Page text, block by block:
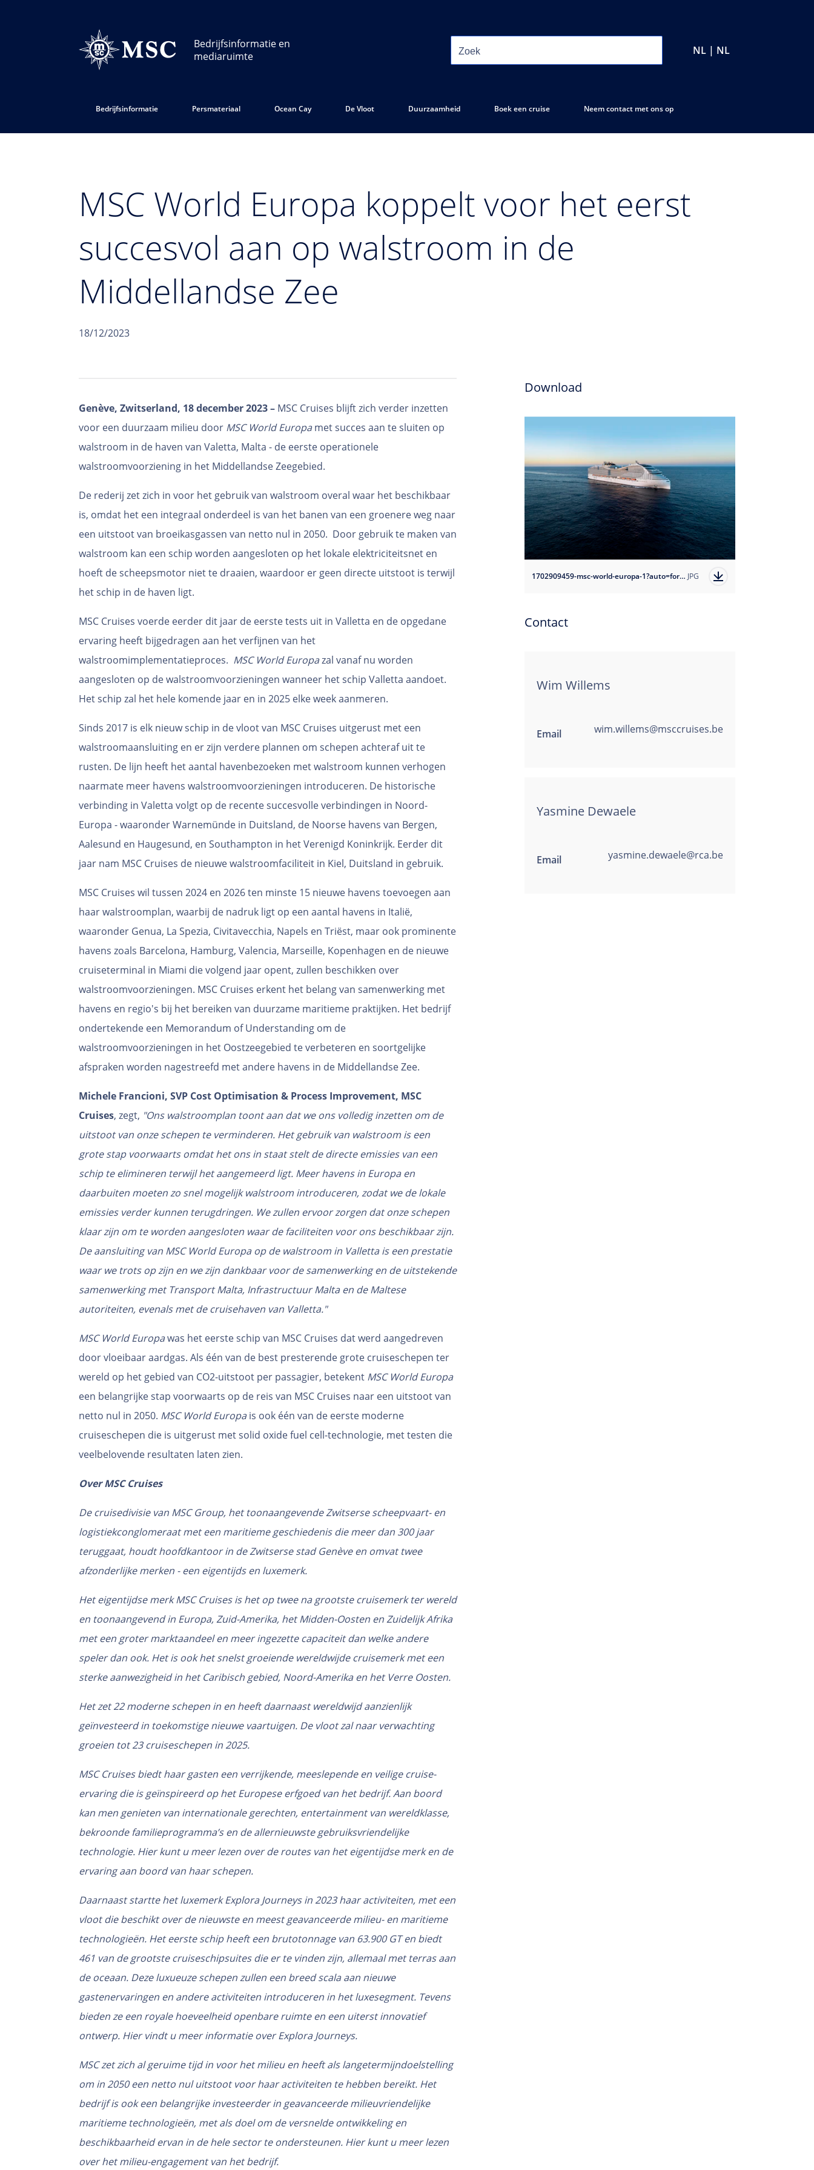
Bedrijfsinformatie en
mediaruimte
NL | NL
Bedrijfsinformatie Persmateriaal Ocean Cay De Vloot Duurzaamheid Boek een cruise Neem contact met ons op
MSC World Europa koppelt voor het eerst
succesvol aan op walstroom in de
Middellandse Zee
18/12/2023
Genève, Zwitserland, 18 december 2023 – MSC Cruises blijft zich verder inzetten
voor een duurzaam milieu door MSC World Europamet succes aan te sluiten op
walstroom in de haven van Valetta, Malta - de eerste operationele
walstroomvoorziening in het Middellandse Zeegebied.
De rederij zet zich in voor het gebruik van walstroom overal waar het beschikbaar
is, omdat het een integraal onderdeel is van het banen van een groenere weg naar
een uitstoot van broeikasgassen van netto nul in 2050. Door gebruik te maken van
walstroom kan een schip worden aangesloten op het lokale elektriciteitsnet en
hoeft de scheepsmotor niet te draaien, waardoor er geen directe uitstoot is terwijl
het schip in de haven ligt.
MSC Cruises voerde eerder dit jaar de eerste tests uit in Valletta en de opgedane
ervaring heeft bijgedragen aan het verfijnen van het
walstroomimplementatieproces. MSC World Europazal vanaf nu worden
aangesloten op de walstroomvoorzieningen wanneer het schip Valletta aandoet.
Het schip zal het hele komende jaar en in 2025 elke week aanmeren.
Sinds 2017 is elk nieuw schip in de vloot van MSC Cruises uitgerust met een
walstroomaansluiting en er zijn verdere plannen om schepen achteraf uit te
rusten. De lijn heeft het aantal havenbezoeken met walstroom kunnen verhogen
naarmate meer havens walstroomvoorzieningen introduceren. De historische
verbinding in Valetta volgt op de recente succesvolle verbindingen in Noord-
Europa - waaronder Warnemünde in Duitsland, de Noorse havens van Bergen,
Aalesund en Haugesund, en Southampton in het Verenigd Koninkrijk. Eerder dit
jaar nam MSC Cruises de nieuwe walstroomfaciliteit in Kiel, Duitsland in gebruik.
MSC Cruises wil tussen 2024 en 2026 ten minste 15 nieuwe havens toevoegen aan
haar walstroomplan, waarbij de nadruk ligt op een aantal havens in Italië,
waaronder Genua, La Spezia, Civitavecchia, Napels en Triëst, maar ook prominente
havens zoals Barcelona, Hamburg, Valencia, Marseille, Kopenhagen en de nieuwe
cruiseterminal in Miami die volgend jaar opent, zullen beschikken over
walstroomvoorzieningen. MSC Cruises erkent het belang van samenwerking met
havens en regio's bij het bereiken van duurzame maritieme praktijken. Het bedrijf
ondertekende een Memorandum of Understanding om de
walstroomvoorzieningen in het Oostzeegebied te verbeteren en soortgelijke
afspraken worden nagestreefd met andere havens in de Middellandse Zee.
Michele Francioni, SVP Cost Optimisation & Process Improvement, MSC
Cruises, zegt, "Ons walstroomplan toont aan dat we ons volledig inzetten om de
uitstoot van onze schepen te verminderen. Het gebruik van walstroom is een
grote stap voorwaarts omdat het ons in staat stelt de directe emissies van een
schip te elimineren terwijl het aangemeerd ligt. Meer havens in Europa en
daarbuiten moeten zo snel mogelijk walstroom introduceren, zodat we de lokale
emissies verder kunnen terugdringen. We zullen ervoor zorgen dat onze schepen
klaar zijn om te worden aangesloten waar de faciliteiten voor ons beschikbaar zijn.
De aansluiting van MSC World Europa op de walstroom in Valletta is een prestatie
waar we trots op zijn en we zijn dankbaar voor de samenwerking en de uitstekende
samenwerking met Transport Malta, Infrastructuur Malta en de Maltese
autoriteiten, evenals met de cruisehaven van Valletta."
MSC World Europawas het eerste schip van MSC Cruises dat werd aangedreven
door vloeibaar aardgas. Als één van de best presterende grote cruiseschepen ter
wereld op het gebied van CO2-uitstoot per passagier, betekent MSC World Europa
een belangrijke stap voorwaarts op de reis van MSC Cruises naar een uitstoot van
netto nul in 2050. MSC World Europais ook één van de eerste moderne
cruiseschepen die is uitgerust met solid oxide fuel cell-technologie, met testen die
veelbelovende resultaten laten zien.
Over MSC Cruises
De cruisedivisie van MSC Group, het toonaangevende Zwitserse scheepvaart- en
logistiekconglomeraat met een maritieme geschiedenis die meer dan 300 jaar
teruggaat, houdt hoofdkantoor in de Zwitserse stad Genève en omvat twee
afzonderlijke merken - een eigentijds en luxemerk.
Het eigentijdse merk MSC Cruises is het op twee na grootste cruisemerk ter wereld
en toonaangevend in Europa, Zuid-Amerika, het Midden-Oosten en Zuidelijk Afrika
met een groter marktaandeel en meer ingezette capaciteit dan welke andere
speler dan ook. Het is ook het snelst groeiende wereldwijde cruisemerk met een
sterke aanwezigheid in het Caribisch gebied, Noord-Amerika en het Verre Oosten.
Het zet 22 moderne schepen in en heeft daarnaast wereldwijd aanzienlijk
geïnvesteerd in toekomstige nieuwe vaartuigen. De vloot zal naar verwachting
groeien tot 23 cruiseschepen in 2025.
MSC Cruises biedt haar gasten een verrijkende, meeslepende en veilige cruise-
ervaring die is geïnspireerd op het Europese erfgoed van het bedrijf. Aan boord
kan men genieten van internationale gerechten, entertainment van wereldklasse,
bekroonde familieprogramma’s en de allernieuwste gebruiksvriendelijke
technologie. Hierkunt u meer lezen over de routes van het eigentijdse merk en de
ervaring aan boord van haar schepen.
Daarnaast startte het luxemerk Explora Journeys in 2023 haar activiteiten, met een
vloot die beschikt over de nieuwste en meest geavanceerde milieu- en maritieme
technologieën. Het eerste schip heeft een brutotonnage van 63.900 GT en biedt
461 van de grootste cruiseschipsuites die er te vinden zijn, allemaal met terras aan
de oceaan. Deze luxueuze schepen zullen een breed scala aan nieuwe
gastenervaringen en andere activiteiten introduceren in het luxesegment. Tevens
bieden ze een royale hoeveelheid openbare ruimte en een uiterst innovatief
ontwerp. Hiervindt u meer informatie over Explora Journeys.
MSC zet zich al geruime tijd in voor het milieu en heeft als langetermijndoelstelling
om in 2050 een netto nul uitstoot voor haar activiteiten te hebben bereikt. Het
bedrijf is ook een belangrijke investeerder in geavanceerde milieuvriendelijke
maritieme technologieën, met als doel om de versnelde ontwikkeling en
beschikbaarheid ervan in de hele sector te ondersteunen. Hierkunt u meer lezen
over het milieu-engagement van het bedrijf.
Download
1702909459-msc-world-europa-1?auto=format JPG
Contact
Wim Willems
Email wim.willems@msccruises.be
Yasmine Dewaele
Email yasmine.dewaele@rca.be